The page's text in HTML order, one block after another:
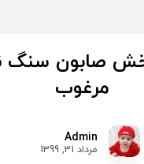
صابون سنگ
مرغوب
Admin
مرداد 31, 1399